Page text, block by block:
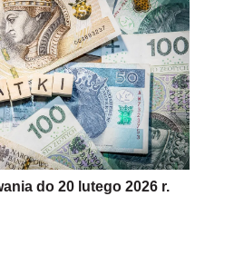
do 20 lutego 2026 r.